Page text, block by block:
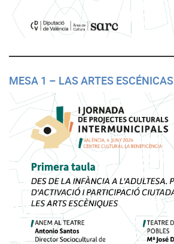
MESA 1 – LAS ARTES ESCÉNICAS